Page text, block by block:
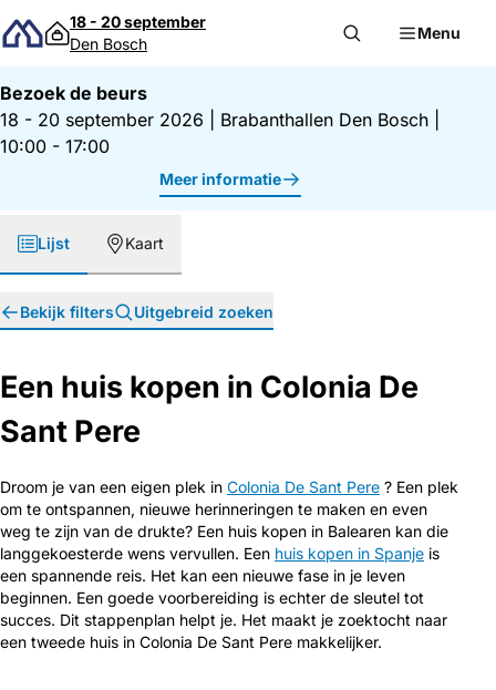
Direct naar inhoud
18 - 20 september
Den Bosch
Menu
Bezoek de beurs
18 - 20 september 2026
Brabanthallen Den Bosch
10:00 - 17:00
Meer informatie
Lijst Kaart
Bekijk filters Uitgebreid zoeken
Een huis kopen in Colonia De
Sant Pere
Droom je van een eigen plek in Colonia De Sant Pere ? Een plek
om te ontspannen, nieuwe herinneringen te maken en even
weg te zijn van de drukte? Een huis kopen in Balearen kan die
langgekoesterde wens vervullen. Een huis kopen in Spanje is
een spannende reis. Het kan een nieuwe fase in je leven
beginnen. Een goede voorbereiding is echter de sleutel tot
succes. Dit stappenplan helpt je. Het maakt je zoektocht naar
een tweede huis in Colonia De Sant Pere makkelijker.